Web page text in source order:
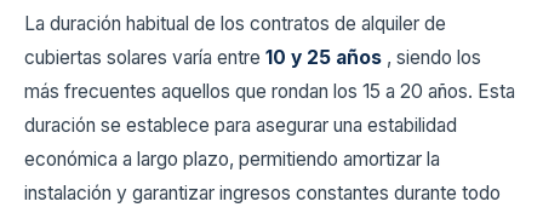
La duración habitual de los contratos de alquiler de
cubiertas solares varía entre 10 y 25 años , siendo los
más frecuentes aquellos que rondan los 15 a 20 años. Esta
duración se establece para asegurar una estabilidad
económica a largo plazo, permitiendo amortizar la
instalación y garantizar ingresos constantes durante todo